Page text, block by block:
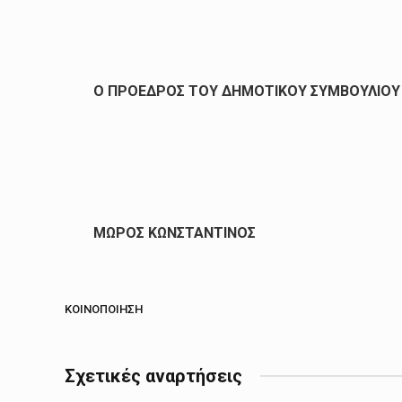
Ο ΠΡΟΕΔΡΟΣ ΤΟΥ ΔΗΜΟΤΙΚΟΥ ΣΥΜΒΟΥΛΙΟΥ
ΜΩΡΟΣ ΚΩΝΣΤΑΝΤΙΝΟΣ
ΚΟΙΝΟΠΟΊΗΣΗ
Σχετικές αναρτήσεις